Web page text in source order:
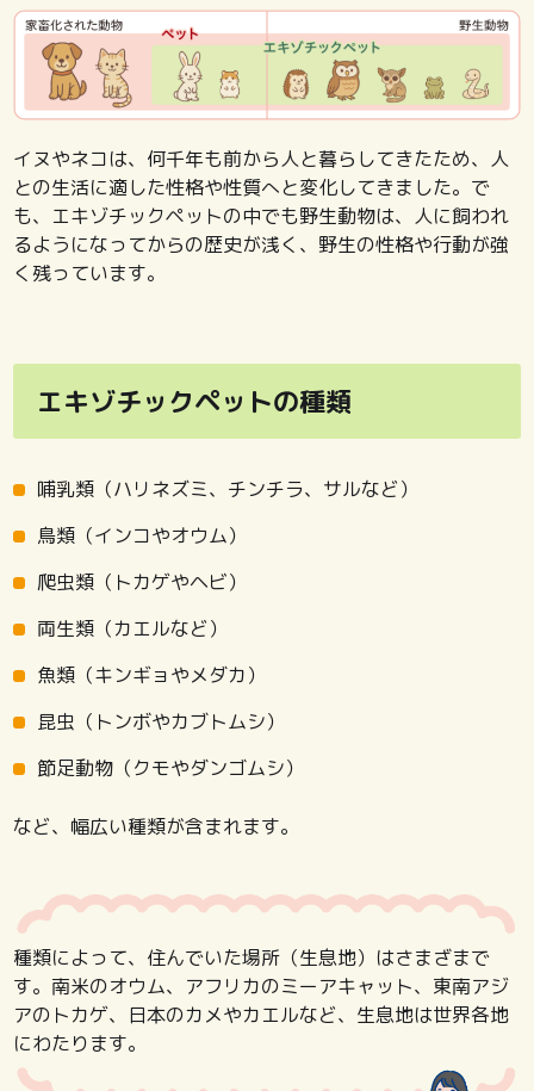
イヌやネコは、何千年も前から人と暮らしてきたため、人
との生活に適した性格や性質へと変化してきました。で
も、エキゾチックペットの中でも野生動物は、人に飼われ
るようになってからの歴史が浅く、野生の性格や行動が強
く残っています。
エキゾチックペットの種類
哺乳類（ハリネズミ、チンチラ、サルなど）
鳥類（インコやオウム）
爬虫類（トカゲやヘビ）
両生類（カエルなど）
魚類（キンギョやメダカ）
昆虫（トンボやカブトムシ）
節足動物（クモやダンゴムシ）
など、幅広い種類が含まれます。
種類によって、住んでいた場所（生息地）はさまざまで
す。南米のオウム、アフリカのミーアキャット、東南アジ
アのトカゲ、日本のカメやカエルなど、生息地は世界各地
にわたります。